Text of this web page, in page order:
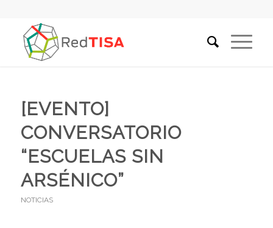
[EVENTO]
CONVERSATORIO
“ESCUELAS SIN
ARSÉNICO”
NOTICIAS